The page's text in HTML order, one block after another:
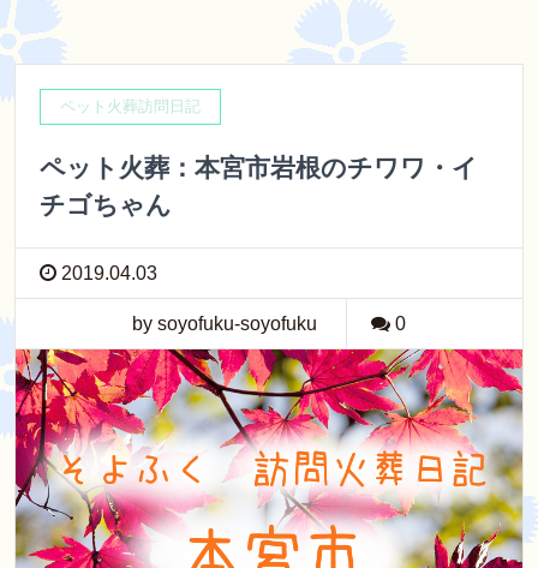
ペット火葬訪問日記
ペット火葬：本宮市岩根のチワワ・イ
チゴちゃん
2019.04.03
by soyofuku-soyofuku 0